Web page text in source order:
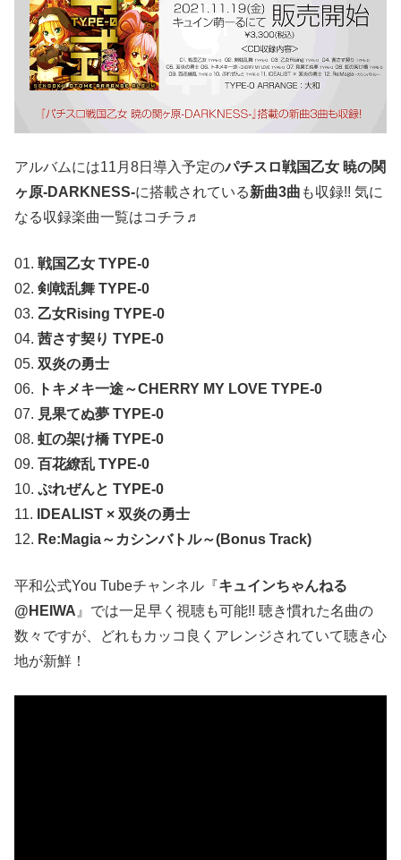
アルバムには11月8日導入予定のパチスロ戦国乙女 暁の関
ヶ原-DARKNESS-に搭載されている新曲3曲 も収録!! 気に
なる収録楽曲一覧はコチラ♬
01. 戦国乙女 TYPE-0
02. 剣戟乱舞 TYPE-0
03. 乙女Rising TYPE-0
04. 茜さす契り TYPE-0
05. 双炎の勇士
06.
トキメキ一途～CHERRY MY LOVE TYPE-0
07. 見果てぬ夢 TYPE-0
08. 虹の架け橋 TYPE-0
09. 百花繚乱 TYPE-0
10. ぷれぜんと TYPE-0
11. IDEALIST × 双炎の勇士
12. Re:Magia～カシンバトル～(Bonus Track)
平和公式You Tubeチャンネル『キュインちゃんねる
@HEIWA 』では一足早く視聴も可能!! 聴き慣れた名曲の
数々ですが、どれもカッコ良くアレンジされていて聴き心
地が新鮮！